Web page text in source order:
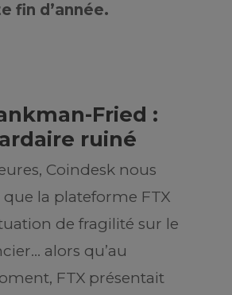
fin d’année.
Fried :
ruiné
Coindesk nous
la plateforme FTX
de fragilité sur le
alors qu’au
FTX présentait